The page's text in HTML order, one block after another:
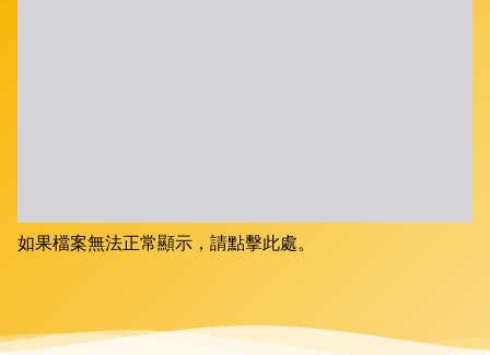
如果檔案無法正常顯示，請點擊此處。